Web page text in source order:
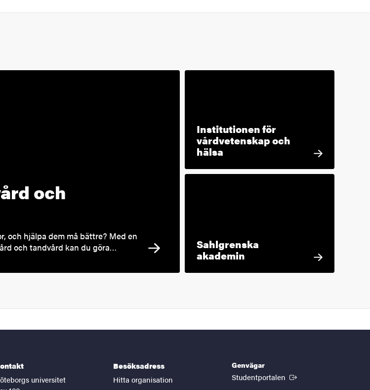
och
och hjälpa dem må bättre? Med en
och tandvård kan du göra…
Institutionen för
vårdvetenskap och
hälsa
Sahlgrenska
akademin
universitet
Besöksadress
Hitta organisation
Genvägar
Studentportalen (Extern länk)